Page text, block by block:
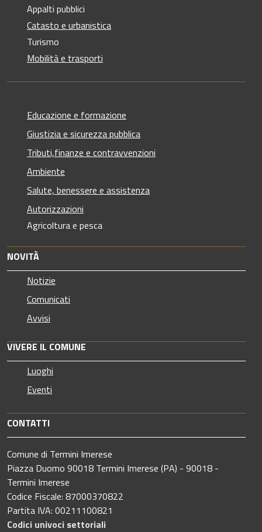
Appalti pubblici
Catasto e urbanistica
Turismo
Mobilità e trasporti
Educazione e formazione
Giustizia e sicurezza pubblica
Tributi,finanze e contravvenzioni
Ambiente
Salute, benessere e assistenza
Autorizzazioni
Agricoltura e pesca
NOVITÀ
Notizie
Comunicati
Avvisi
VIVERE IL COMUNE
Luoghi
Eventi
CONTATTI
Comune di Termini Imerese
Piazza Duomo 90018 Termini Imerese (PA) - 90018 -
Termini Imerese
Codice Fiscale: 87000370822
Partita IVA: 00211100821
Codici univoci settoriali